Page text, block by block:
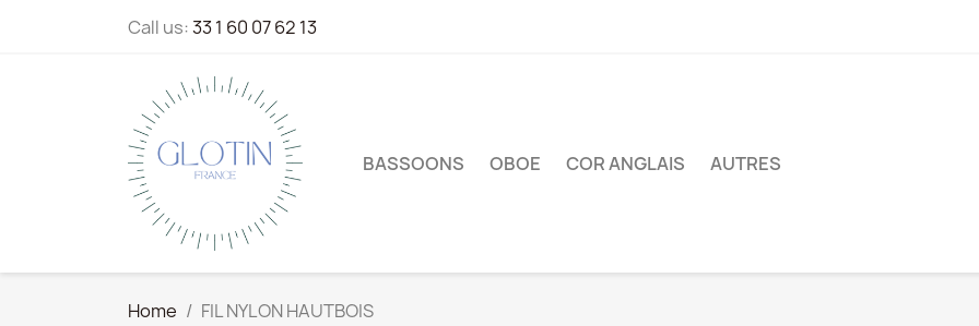
Call us:33 1 60 07 62 13
BASSOONS OBOE COR ANGLAIS AUTRES
Home FIL NYLON HAUTBOIS